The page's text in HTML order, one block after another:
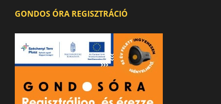
GONDOS ÓRA REGISZTRÁCIÓ